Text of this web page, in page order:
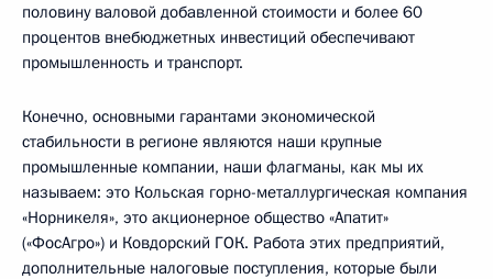
половину валовой добавленной стоимости и более 60
процентов внебюджетных инвестиций обеспечивают
промышленность и транспорт.
Конечно, основными гарантами экономической
стабильности в регионе являются наши крупные
промышленные компании, наши флагманы, как мы их
называем: это Кольская горно-металлургическая компания
«Норникеля», это акционерное общество «Апатит»
(«ФосАгро») и Ковдорский ГОК. Работа этих предприятий,
дополнительные налоговые поступления, которые были